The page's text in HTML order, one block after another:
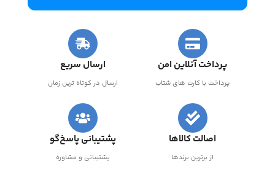
پرداخت آنلاین امن
پرداخت با کارت های شتاب
ارسال سریع
ارسال در کوتاه ترین زمان
اصالت کالاها
از برترین برندها
پشتیبانی پاسخ‌گو
پشتیبانی و مشاوره